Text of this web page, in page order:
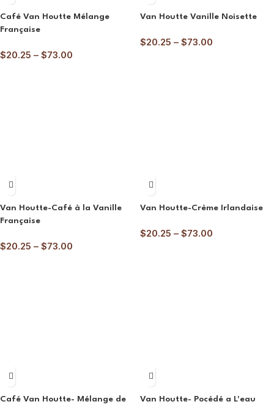
Café Van Houtte Mélange
Française
$20.25 – $73.00
Van Houtte Vanille Noisette
$20.25 – $73.00
Van Houtte-Café à la Vanille
Française
$20.25 – $73.00
Van Houtte-Crème Irlandaise
$20.25 – $73.00
Café Van Houtte- Mélange de
Van Houtte- Pocédé a L'eau